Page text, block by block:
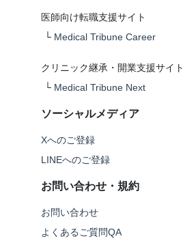
医師向け転職支援サイト
└ Medical Tribune Career
クリニック継承・開業支援サイト
└ Medical Tribune Next
ソーシャルメディア
Xへのご登録
LINEへのご登録
お問い合わせ・規約
お問い合わせ
よくあるご質問QA